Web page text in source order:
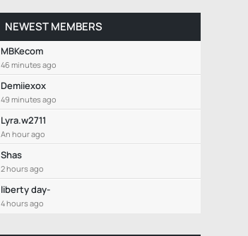
NEWEST MEMBERS
MBKecom
46 minutes ago
Demiiexox
49 minutes ago
Lyra.w2711
An hour ago
Shas
2 hours ago
liberty day-
4 hours ago